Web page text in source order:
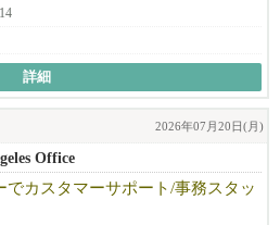
詳細
2026年07月20日(月)
Office
カスタマーサポート/事務スタッ